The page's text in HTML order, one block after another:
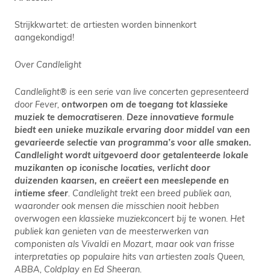
Strijkkwartet: de artiesten worden binnenkort
aangekondigd!
Over Candlelight
Candlelight® is een serie van live concerten gepresenteerd
door Fever, ontworpen om de toegang tot klassieke
muziek te democratiseren. Deze innovatieve formule
biedt een unieke muzikale ervaring door middel van een
gevarieerde selectie van programma’s voor alle smaken.
Candlelight wordt uitgevoerd door getalenteerde lokale
muzikanten op iconische locaties, verlicht door
duizenden kaarsen, en creëert een meeslepende en
intieme sfeer. Candlelight trekt een breed publiek aan,
waaronder ook mensen die misschien nooit hebben
overwogen een klassieke muziekconcert bij te wonen. Het
publiek kan genieten van de meesterwerken van
componisten als Vivaldi en Mozart, maar ook van frisse
interpretaties op populaire hits van artiesten zoals Queen,
ABBA, Coldplay en Ed Sheeran.